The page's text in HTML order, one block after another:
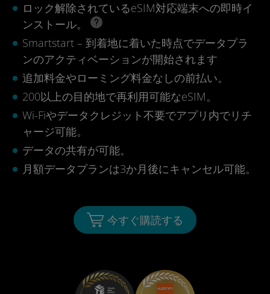
ロック解除されているeSIM対応端末への即時イ
ンストール。
Smartstart – 到着地に着いた時点でデータプラ
ンのアクティベーションが開始されます
追加料金やローミング料金なしの前払い。
200以上の目的地で再利用可能なeSIM。
Wi-Fiやデータクレジット不要でアプリ内でリチ
ャージ可能。
データの共有が可能。
月額データプランは3か月後にキャンセル可能。
今すぐ購読する